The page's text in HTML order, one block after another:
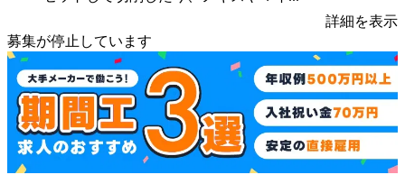
詳細を表示
募集が停止しています